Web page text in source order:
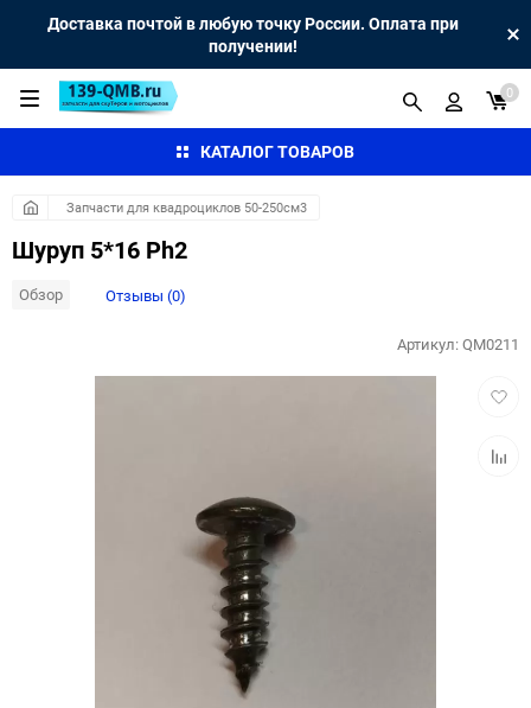
Доставка почтой в любую точку России. Оплата при
получении!
КАТАЛОГ ТОВАРОВ
0
Запчасти для квадроциклов 50-250см3
Шуруп 5*16 Ph2
Обзор Отзывы (0)
Артикул:QM0211